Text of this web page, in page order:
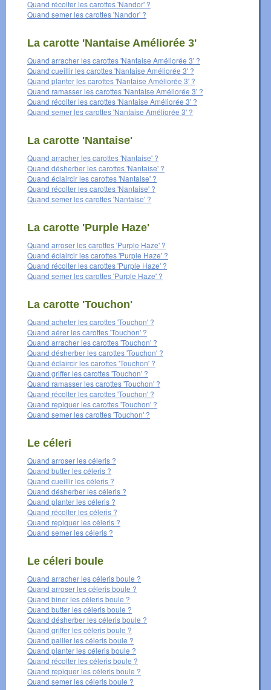
Quand récolter les carottes 'Nandor' ?
Quand semer les carottes 'Nandor' ?
La carotte 'Nantaise Améliorée 3'
Quand arracher les carottes 'Nantaise Améliorée 3' ?
Quand cueillir les carottes 'Nantaise Améliorée 3' ?
Quand planter les carottes 'Nantaise Améliorée 3' ?
Quand ramasser les carottes 'Nantaise Améliorée 3' ?
Quand récolter les carottes 'Nantaise Améliorée 3' ?
Quand semer les carottes 'Nantaise Améliorée 3' ?
La carotte 'Nantaise'
Quand arracher les carottes 'Nantaise' ?
Quand désherber les carottes 'Nantaise' ?
Quand éclaircir les carottes 'Nantaise' ?
Quand récolter les carottes 'Nantaise' ?
Quand semer les carottes 'Nantaise' ?
La carotte 'Purple Haze'
Quand arroser les carottes 'Purple Haze' ?
Quand éclaircir les carottes 'Purple Haze' ?
Quand récolter les carottes 'Purple Haze' ?
Quand semer les carottes 'Purple Haze' ?
La carotte 'Touchon'
Quand acheter les carottes 'Touchon' ?
Quand aérer les carottes 'Touchon' ?
Quand arracher les carottes 'Touchon' ?
Quand désherber les carottes 'Touchon' ?
Quand éclaircir les carottes 'Touchon' ?
Quand griffer les carottes 'Touchon' ?
Quand ramasser les carottes 'Touchon' ?
Quand récolter les carottes 'Touchon' ?
Quand repiquer les carottes 'Touchon' ?
Quand semer les carottes 'Touchon' ?
Le céleri
Quand arroser les céleris ?
Quand butter les céleris ?
Quand cueillir les céleris ?
Quand désherber les céleris ?
Quand planter les céleris ?
Quand récolter les céleris ?
Quand repiquer les céleris ?
Quand semer les céleris ?
Le céleri boule
Quand arracher les céleris boule ?
Quand arroser les céleris boule ?
Quand biner les céleris boule ?
Quand butter les céleris boule ?
Quand désherber les céleris boule ?
Quand griffer les céleris boule ?
Quand pailler les céleris boule ?
Quand planter les céleris boule ?
Quand récolter les céleris boule ?
Quand repiquer les céleris boule ?
Quand semer les céleris boule ?